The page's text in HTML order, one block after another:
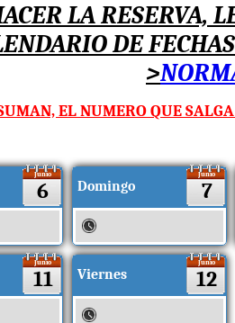
LA RESERVA,
DE
>
EL NUMERO QUE
Junio
6 Domingo
Junio
7
Junio
11 Viernes
Junio
12